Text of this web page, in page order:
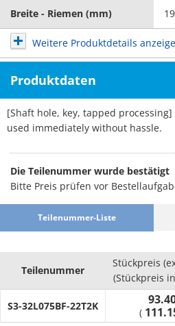
Breite - Riemen (mm)
Weitere Produktdetails
Produktdaten
[Shaft hole, key, tapped
used immediately without hassle.
Die Teilenummer wurde bestätigt
Bitte Preis prüfen vor
Teilenummer-Liste
Teilenummer
Stückpreis
(Stückpreis
S3-32L075BF-22T2K
(